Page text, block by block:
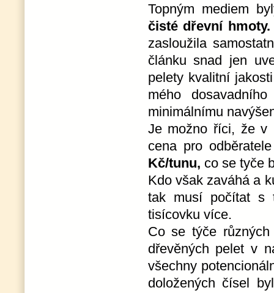
Topným mediem
čisté dřevní hmoty.
zasloužila
článku snad jen
pelety kvalitní
mého
minimálnímu
Je možno říci, že v
cena pro
Kč/tunu, co se tyče
Kdo však zaváhá a
tak musí počítat s
tisícovku více.
Co se týče různých
dřevěných pelet v
všechny
doložených čísel